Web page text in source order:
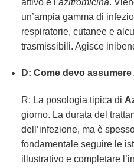
un’ampia gamma di
respiratorie, cutanee e
trasmissibili. Agisce
D: Come devo
R: La posologia tipica di
giorno. La durata del
dell’infezione, ma è
fondamentale seguire le
illustrativo e completare